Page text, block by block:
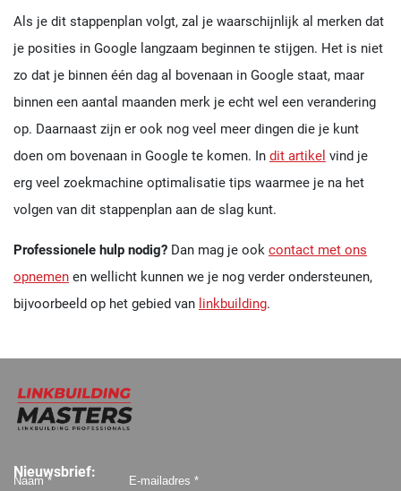
Als je dit stappenplan volgt, zal je waarschijnlijk al merken dat
je posities in Google langzaam beginnen te stijgen. Het is niet
zo dat je binnen één dag al bovenaan in Google staat, maar
binnen een aantal maanden merk je echt wel een verandering
op. Daarnaast zijn er ook nog veel meer dingen die je kunt
doen om bovenaan in Google te komen. In dit artikel vind je
erg veel zoekmachine optimalisatie tips waarmee je na het
volgen van dit stappenplan aan de slag kunt.
Professionele hulp nodig? Dan mag je ook contact met ons
opnemen en wellicht kunnen we je nog verder ondersteunen,
bijvoorbeeld op het gebied van linkbuilding.
Nieuwsbrief:
Naam * E-mailadres *